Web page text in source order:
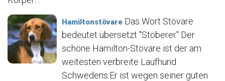
Hamiltonstövare Das Wort Stövare
bedeutet übersetzt "Stöberer" Der
schöne Hamilton-Stövare ist der am
weitesten verbreite Laufhund
Schwedens.Er ist wegen seiner guten